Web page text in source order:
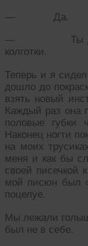
— Да.
— Ты должна
колготки.
Теперь и я
дошло до
взять новый
Каждый раз она
половые губки
Наконец ногти
на моих
меня и как бы
своей писечкой
мой писюн был
поцелуе.
Мы лежали
был не в себе.